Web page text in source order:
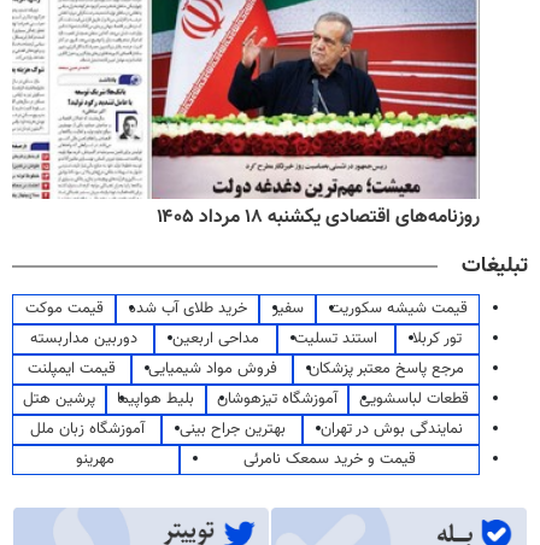
روزنامه‌های اقتصادی یکشنبه ۱۸ مرداد ۱۴۰۵
تبلیغات
قیمت شیشه سکوریت سفیر خرید طلای آب شده
قیمت موکت
تور کربلا
استند تسلیت مداحی اربعین
دوربین مداربسته
مرجع پاسخ معتبر پزشکان
فروش مواد شیمیایی
قیمت ایمپلنت
قطعات لباسشویی
آموزشگاه تیزهوشان بلیط هواپیما
پرشین هتل
نمایندگی بوش در تهران
بهترین جراح بینی
آموزشگاه زبان ملل
قیمت و خرید سمعک نامرئی
مهرینو